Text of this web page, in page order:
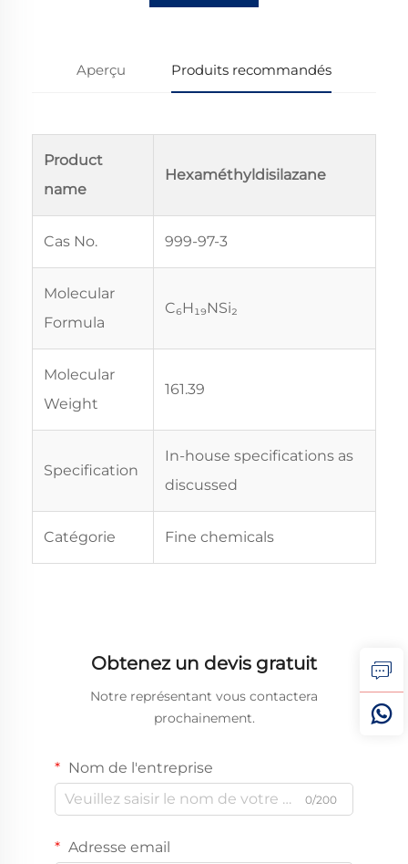
Aperçu Produits recommandés
Product
name
Hexaméthyldisilazane
Cas No. 999-97-3
Molecular
Formula
C₆H₁₉NSi₂
Molecular
Weight
161.39
Specification
In-house specifications as
discussed
Catégorie Fine chemicals
Obtenez un devis gratuit
Notre représentant vous contactera
prochainement.
Nom de l'entreprise
0/200
Adresse email